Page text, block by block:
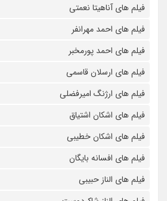
فیلم های آناهیتا نعمتی
فیلم های احمد مهرانفر
فیلم های احمد پورمخبر
فیلم های ارسلان قاسمی
فیلم های ارژنگ امیرفضلی
فیلم های اشکان اشتیاق
فیلم های اشکان خطیبی
فیلم های افسانه بایگان
فیلم های الناز حبیبی